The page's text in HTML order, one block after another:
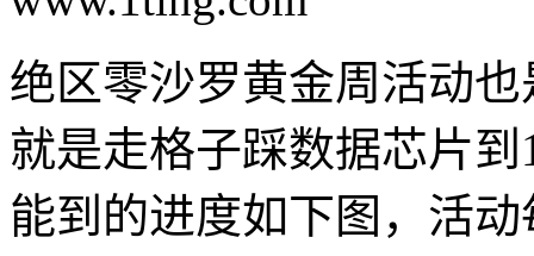
绝区零沙罗黄金周活动
就是走格子踩数据芯片
能到的进度如下图，活